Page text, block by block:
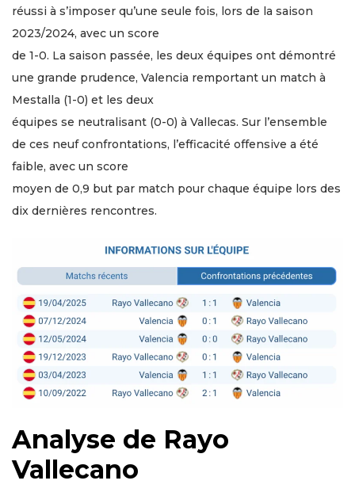
réussi à s’imposer qu’une seule fois, lors de la saison
2023/2024, avec un score
de 1-0. La saison passée, les deux équipes ont démontré
une grande prudence, Valencia remportant un match à
Mestalla (1-0) et les deux
équipes se neutralisant (0-0) à Vallecas. Sur l’ensemble
de ces neuf confrontations, l’efficacité offensive a été
faible, avec un score
moyen de 0,9 but par match pour chaque équipe lors des
dix dernières rencontres.
Analyse de Rayo
Vallecano